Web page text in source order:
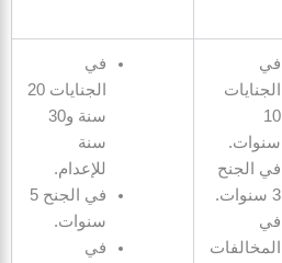
في
الجنايات
10
سنوات.
في الجنح
3 سنوات.
في
المخالفات
في
الجنايات 20
سنة و30
سنة
للإعدام.
في الجنح 5
سنوات.
في